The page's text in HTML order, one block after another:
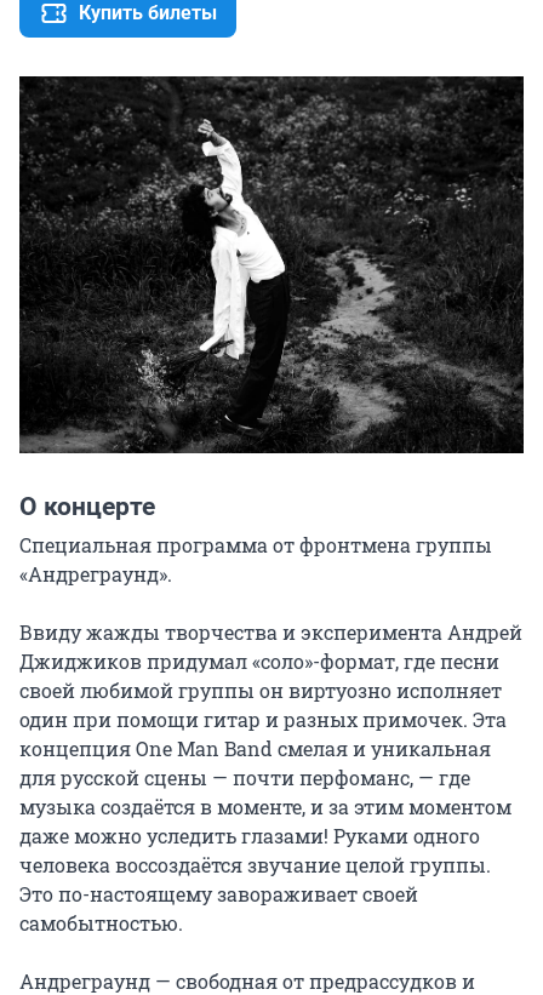
Купить билеты
О концерте
Специальная программа от фронтмена группы
«Андреграунд».
Ввиду жажды творчества и эксперимента Андрей
Джиджиков придумал «соло»-формат, где песни
своей любимой группы он виртуозно исполняет
один при помощи гитар и разных примочек. Эта
концепция One Man Band смелая и уникальная
для русской сцены — почти перфоманс, — где
музыка создаётся в моменте, и за этим моментом
даже можно уследить глазами! Руками одного
человека воссоздаётся звучание целой группы.
Это по-настоящему завораживает своей
самобытностью.
Андреграунд — свободная от предрассудков и